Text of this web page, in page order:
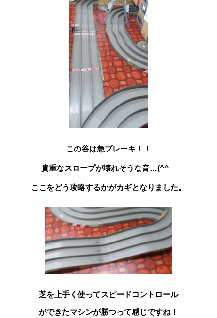
この谷は急ブレーキ！！
貴重なスロープが壊れそうな音…(^^ゞ
ここをどう攻略するかがカギとなりました。
芝を上手く使ってスピードコントロール
ができたマシンが勝つって感じですね！